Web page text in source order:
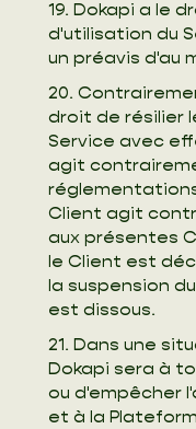
19. Dokapi a le
d'utilisation du
un préavis d'au
20.
droit de résilier
Service avec
agit
Client agit
aux présentes
le Client est
la suspension
est dissous.
21. Dans une
Dokapi sera à
ou d'empêcher
et à la